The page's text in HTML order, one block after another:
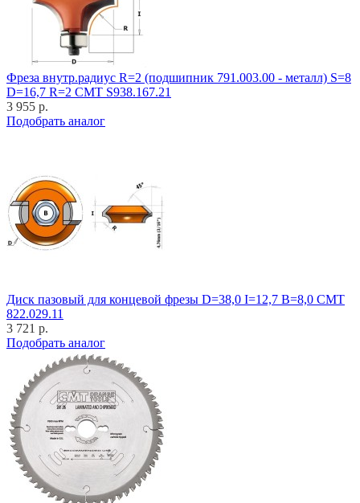
Фреза внутр.радиус R=2 (подшипник 791.003.00 - металл) S=8
D=16,7 R=2 CMT S938.167.21
3 955 р.
Подобрать аналог
Диск пазовый для концевой фрезы D=38,0 I=12,7 B=8,0 CMT
822.029.11
3 721 р.
Подобрать аналог